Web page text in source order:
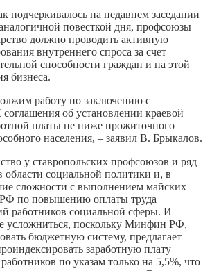
подчеркивалось на недавнем заседании
повесткой дня, профсоюзы
должно проводить активную
внутреннего спроса за счет
способности граждан и на этой
бизнеса.
работу по заключению с
об установлении краевой
платы не ниже прожиточного
населения, – заявил В. Брыкалов.
у ставропольских профсоюзов и ряд
области социальной политики и, в
сложности с выполнением майских
РФ по повышению оплаты труда
работников социальной сферы. И
усложниться, поскольку Минфин РФ,
бюджетную систему, предлагает
заработную плату
по указам только на 5,5%, что